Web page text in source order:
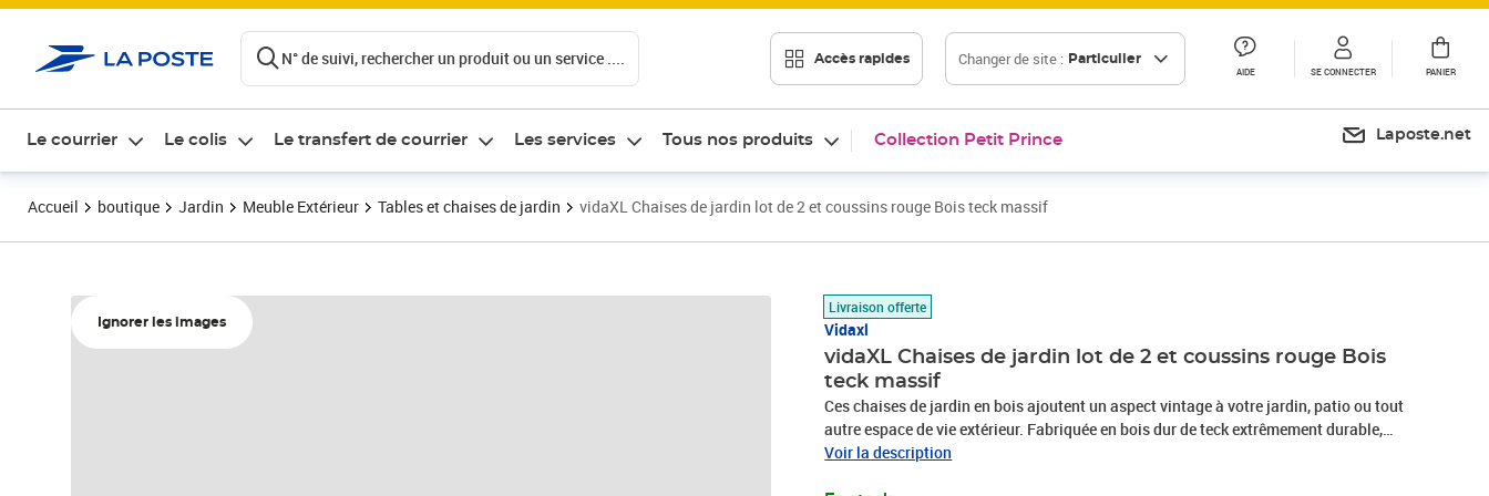
N° de suivi, rechercher un produit ou un service .... Accès rapides Changer de site : Particulier
AIDE SE CONNECTER PANIER
Le courrier Le colis Le transfert de courrier Les services Tous nos produits Collection Petit Prince Laposte.net
Accueil boutique Jardin Meuble Extérieur Tables et chaises de jardin vidaXL Chaises de jardin lot de 2 et coussins rouge Bois teck massif
Ignorer les images
Livraison offerte
Vidaxl
vidaXL Chaises de jardin lot de 2 et coussins rouge Bois
teck massif
Ces chaises de jardin en bois ajoutent un aspect vintage à votre jardin, patio ou tout
autre espace de vie extérieur. Fabriquée en bois dur de teck extrêmement durable,
cette pièce de meuble en teck a été chevronnée, séchée au four puis finement poncée
Voir la description
Prix barré 240,99 €
Prix 223,89€